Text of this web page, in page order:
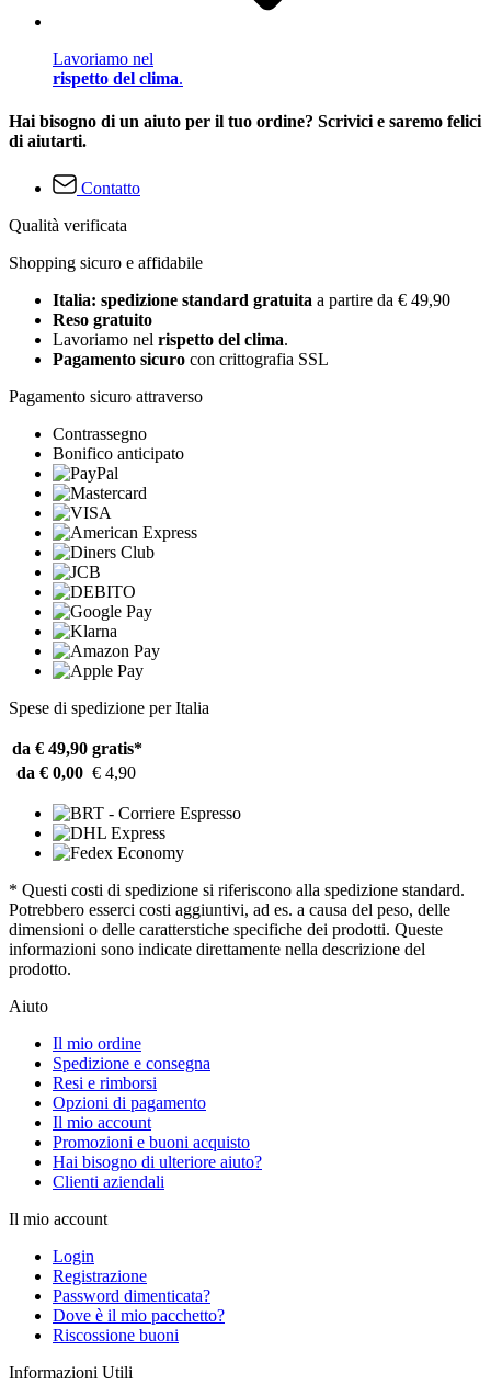
Lavoriamo nel
rispetto del clima.
Hai bisogno di un aiuto per il tuo ordine? Scrivici e saremo felici
di aiutarti.
Contatto
Qualità verificata
Shopping sicuro e affidabile
Italia: spedizione standard gratuita a partire da € 49,90
Reso gratuito
Lavoriamo nel rispetto del clima.
Pagamento sicuro con crittografia SSL
Pagamento sicuro attraverso
Contrassegno
Bonifico anticipato
Spese di spedizione per Italia
da € 49,90 gratis*
da € 0,00 € 4,90
* Questi costi di spedizione si riferiscono alla spedizione standard.
Potrebbero esserci costi aggiuntivi, ad es. a causa del peso, delle
dimensioni o delle caratterstiche specifiche dei prodotti. Queste
informazioni sono indicate direttamente nella descrizione del
prodotto.
Aiuto
Il mio ordine
Spedizione e consegna
Resi e rimborsi
Opzioni di pagamento
Il mio account
Promozioni e buoni acquisto
Hai bisogno di ulteriore aiuto?
Clienti aziendali
Il mio account
Login
Registrazione
Password dimenticata?
Dove è il mio pacchetto?
Riscossione buoni
Informazioni Utili